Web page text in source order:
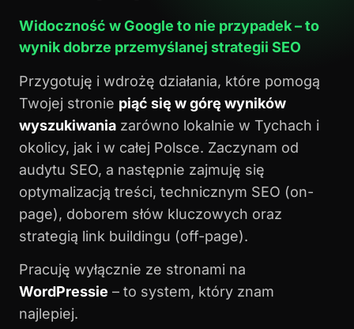
Widoczność w Google to nie przypadek – to
wynik dobrze przemyślanej strategii SEO
Przygotuję i wdrożę działania, które pomogą
Twojej stronie piąć się w górę wyników
wyszukiwania zarówno lokalnie w Tychach i
okolicy, jak i w całej Polsce. Zaczynam od
audytu SEO, a następnie zajmuję się
optymalizacją treści, technicznym SEO (on-
page), doborem słów kluczowych oraz
strategią link buildingu (off-page).
Pracuję wyłącznie ze stronami na
WordPressie – to system, który znam
najlepiej.